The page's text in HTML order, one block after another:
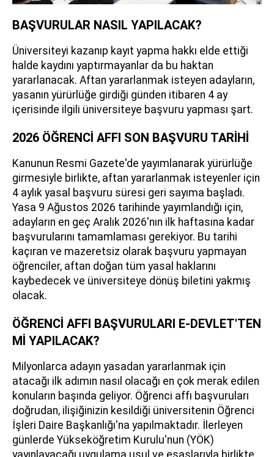
BAŞVURULAR NASIL YAPILACAK?
Üniversiteyi kazanıp kayıt yapma hakkı elde ettiği
halde kaydını yaptırmayanlar da bu haktan
yararlanacak. Aftan yararlanmak isteyen adayların,
yasanın yürürlüğe girdiği günden itibaren 4 ay
içerisinde ilgili üniversiteye başvuru yapması şart.
2026 ÖĞRENCİ AFFI SON BAŞVURU TARİHİ
Kanunun Resmi Gazete'de yayımlanarak yürürlüğe
girmesiyle birlikte, aftan yararlanmak isteyenler için
4 aylık yasal başvuru süresi geri sayıma başladı.
Yasa 9 Ağustos 2026 tarihinde yayımlandığı için,
adayların en geç Aralık 2026'nın ilk haftasına kadar
başvurularını tamamlaması gerekiyor. Bu tarihi
kaçıran ve mazeretsiz olarak başvuru yapmayan
öğrenciler, aftan doğan tüm yasal haklarını
kaybedecek ve üniversiteye dönüş biletini yakmış
olacak.
ÖĞRENCİ AFFI BAŞVURULARI E-DEVLET'TEN
Mİ YAPILACAK?
Milyonlarca adayın yasadan yararlanmak için
atacağı ilk adımın nasıl olacağı en çok merak edilen
konuların başında geliyor. Öğrenci affı başvuruları
doğrudan, ilişiğinizin kesildiği üniversitenin Öğrenci
İşleri Daire Başkanlığı'na yapılmaktadır. İlerleyen
günlerde Yükseköğretim Kurulu'nun (YÖK)
yayınlayacağı uygulama usul ve esaslarıyla birlikte,